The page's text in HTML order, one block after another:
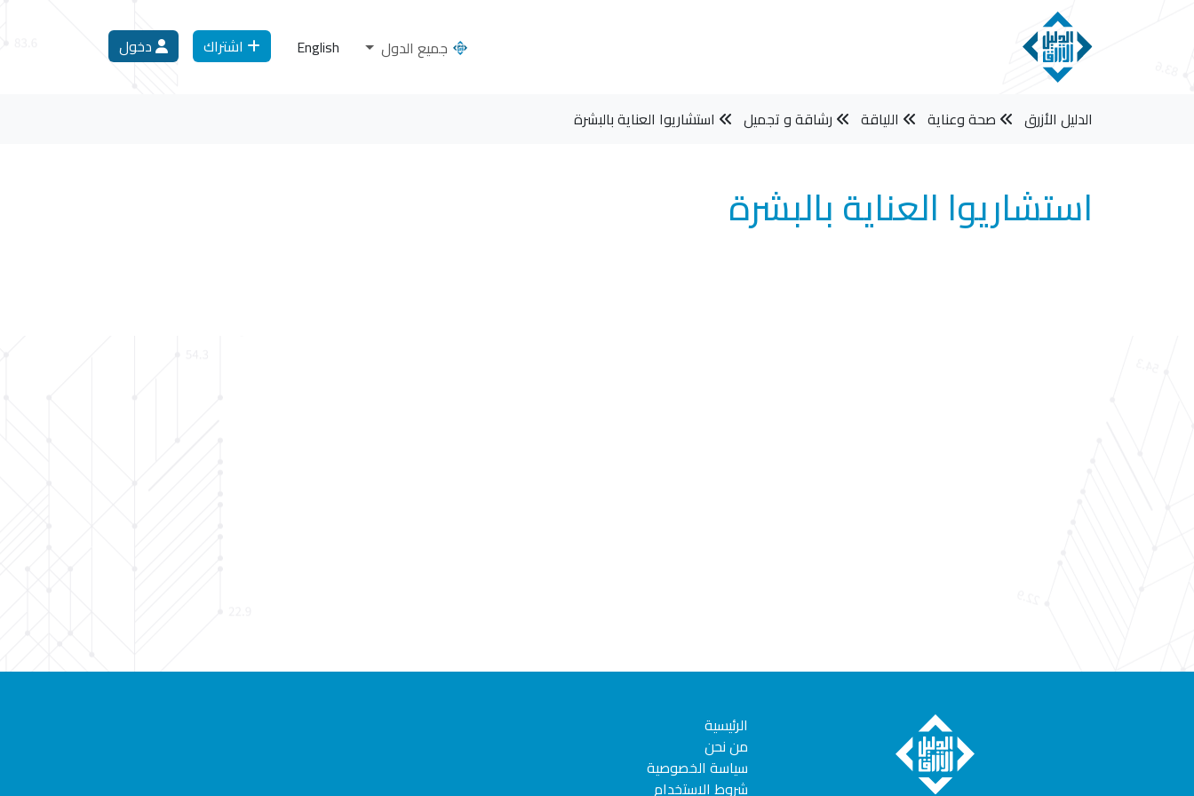
English اشتراك دخول
الدليل الأزرق صحة وعناية اللياقة رشاقة و تجميل استشاريوا العناية بالبشرة
استشاريوا العناية بالبشرة
الرئيسية
من نحن
سياسة الخصوصية
شروط الاستخدام